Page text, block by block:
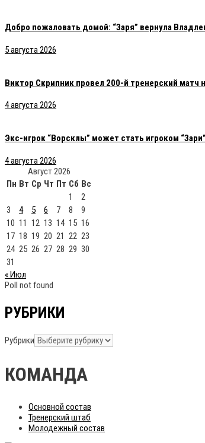
Добро пожаловать домой: “Заря” вернула
5 августа 2026
Виктор Скрипник провел 200-й тренерский матч
4 августа 2026
Экс-игрок “Ворсклы” может стать игроком “Зари”
4 августа 2026
Август 2026
Пн Вт Ср Чт Пт Сб Вс
1
2
3
4 5 6 7 8
9
10 11 12 13 14 15 16
17 18 19 20 21 22 23
24 25 26 27 28 29 30
31
« Июл
Poll not found
РУБРИКИ
Рубрики
КОМАНДА
Основной состав
Тренерский штаб
Молодежный состав